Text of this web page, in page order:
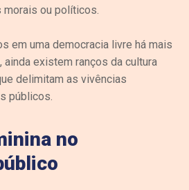
ou políticos.
em uma democracia livre há mais
ainda existem ranços da cultura
delimitam as vivências
públicos.
no